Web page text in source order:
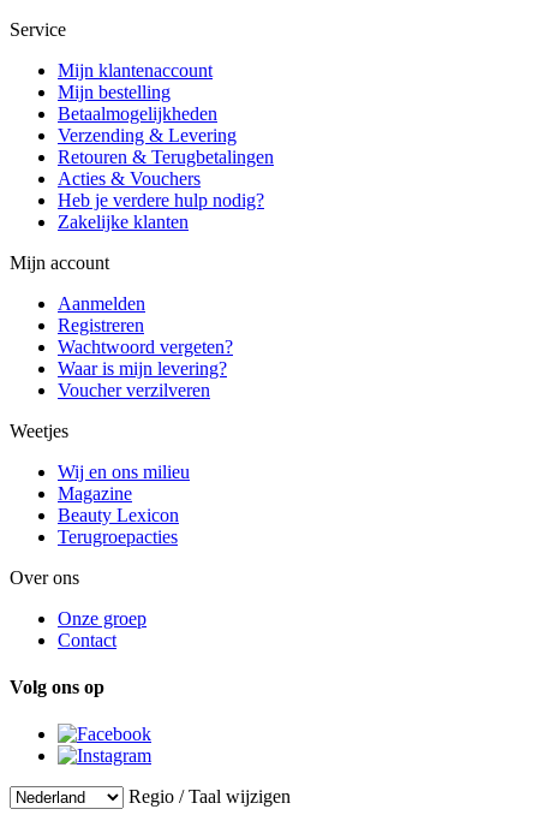
Service
Mijn klantenaccount
Mijn bestelling
Betaalmogelijkheden
Verzending & Levering
Retouren & Terugbetalingen
Acties & Vouchers
Heb je verdere hulp nodig?
Zakelijke klanten
Mijn account
Aanmelden
Registreren
Wachtwoord vergeten?
Waar is mijn levering?
Voucher verzilveren
Weetjes
Wij en ons milieu
Magazine
Beauty Lexicon
Terugroepacties
Over ons
Onze groep
Contact
Volg ons op
Regio / Taal wijzigen